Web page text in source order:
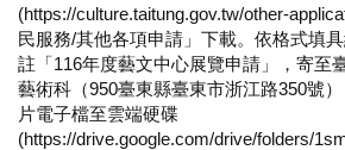
(https://culture.taitung.gov.tw/other-
民服務/其他各項申請」下載。依格式填
註「116年度藝文中心展覽申請」，寄至
藝術科（950臺東縣臺東市浙江路350號
片電子檔至雲端硬碟
(https://drive.google.com/drive/folders/